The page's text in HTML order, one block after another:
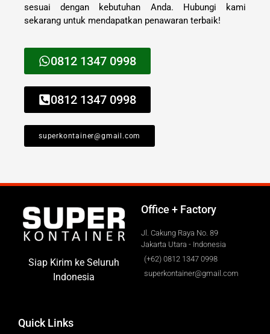
sesuai dengan kebutuhan Anda. Hubungi kami
sekarang untuk mendapatkan penawaran terbaik!
0812 1347 0998
0812 1347 0998
superkontainer@gmail.com
Siap Kirim ke Seluruh
Indonesia
Office + Factory
Jl. Cakung Raya No. 89
Jakarta Utara - Indonesia
(+62) 0812 1347 0998
superkontainer@gmail.com
Quick Links